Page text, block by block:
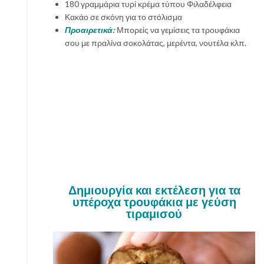
180 γραμμάρια τυρί κρέμα τύπου Φιλαδέλφεια
Κακάο σε σκόνη για το στόλισμα
Προαιρετικά: Μπορείς να γεμίσεις τα τρουφάκια
σου με πραλίνα σοκολάτας, μερέντα, νουτέλα κλπ.
Δημιουργία και εκτέλεση για τα
υπέροχα τρουφάκια με γεύση
τιραμισού